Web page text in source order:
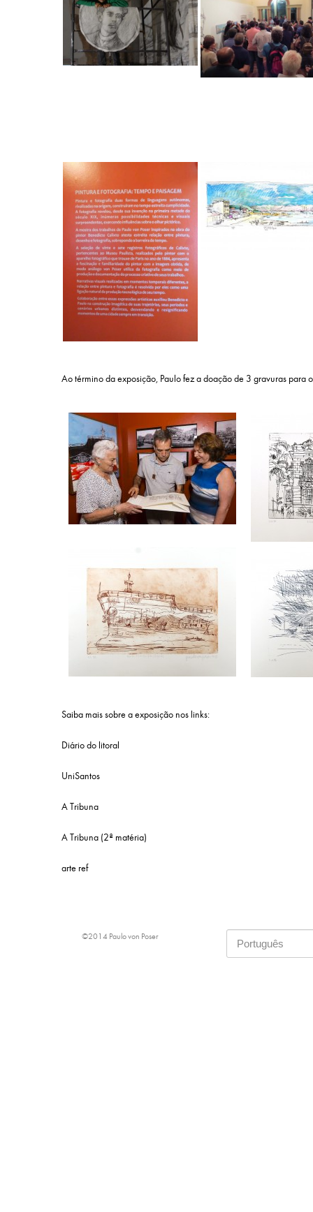
Ao término da exposição, Paulo fez a doação de 3 gravuras para
Saiba mais sobre a exposição nos links:
Diário do litoral
UniSantos
A Tribuna
A Tribuna (2ª matéria)
arte ref
©2014 Paulo von Poser